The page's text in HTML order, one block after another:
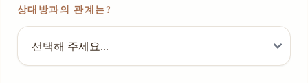
상대방과의 관계는?